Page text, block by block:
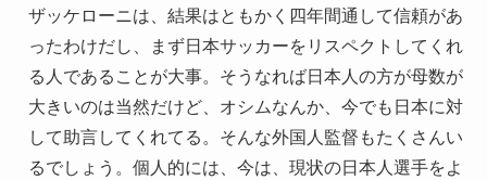
ザッケローニは、結果はともかく四年間通して信頼があ
ったわけだし、まず日本サッカーをリスペクトしてくれ
る人であることが大事。そうなれば日本人の方が母数が
大きいのは当然だけど、オシムなんか、今でも日本に対
して助言してくれてる。そんな外国人監督もたくさんい
るでしょう。個人的には、今は、現状の日本人選手をよ